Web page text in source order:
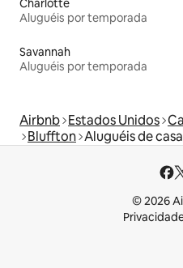
Charlotte
Aluguéis por temporada
Savannah
Aluguéis por temporada
Airbnb Estados Unidos
Bluffton Aluguéis de
© 2026